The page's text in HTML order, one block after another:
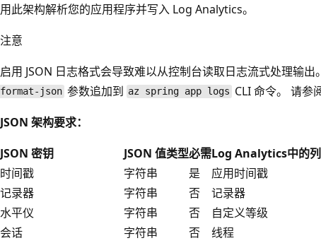
用此架构解析您的应用程序并写入 Log Analytics。
注意
启用 JSON 日志格式会导致难以从控制台读取日志流式处理输
format-json 参数追加到 az spring app logs CLI 命令。 请参
JSON 架构要求：
JSON 密钥
JSON 值类型必需Log Analytics中的列
时间戳
字符串 是 应用时间戳
记录器
字符串 否 记录器
水平仪
字符串 否 自定义等级
会话
字符串 否 线程